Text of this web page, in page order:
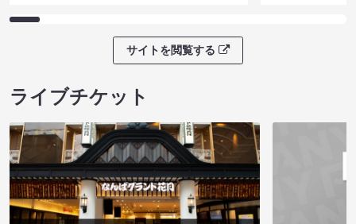
サイトを閲覧する
ライブチケット